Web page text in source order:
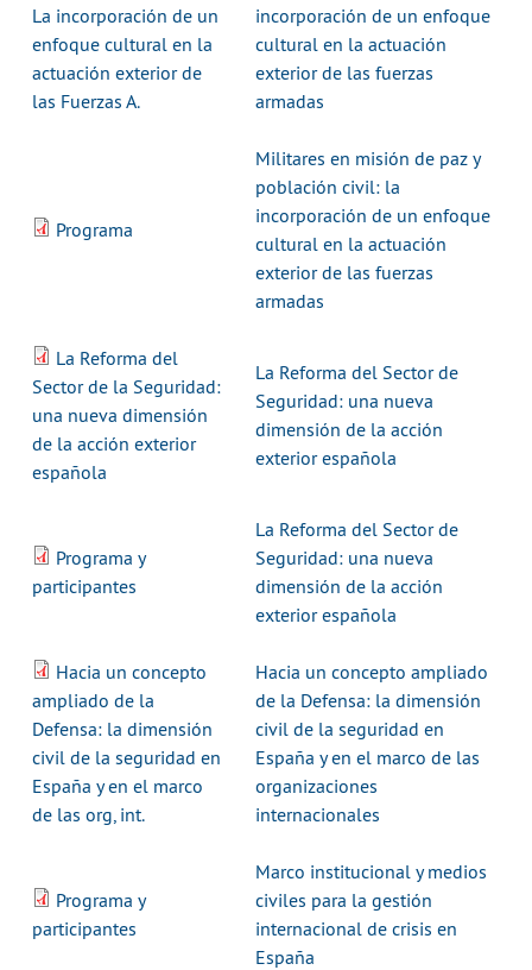
La incorporación de un
enfoque cultural en la
actuación exterior de
las Fuerzas A.
incorporación de un enfoque
cultural en la actuación
exterior de las fuerzas
armadas
Programa
Militares en misión de paz y
población civil: la
incorporación de un enfoque
cultural en la actuación
exterior de las fuerzas
armadas
La Reforma del
Sector de la Seguridad:
una nueva dimensión
de la acción exterior
española
La Reforma del Sector de
Seguridad: una nueva
dimensión de la acción
exterior española
Programa y
participantes
La Reforma del Sector de
Seguridad: una nueva
dimensión de la acción
exterior española
Hacia un concepto
ampliado de la
Defensa: la dimensión
civil de la seguridad en
España y en el marco
de las org, int.
Hacia un concepto ampliado
de la Defensa: la dimensión
civil de la seguridad en
España y en el marco de las
organizaciones
internacionales
Programa y
participantes
Marco institucional y medios
civiles para la gestión
internacional de crisis en
España